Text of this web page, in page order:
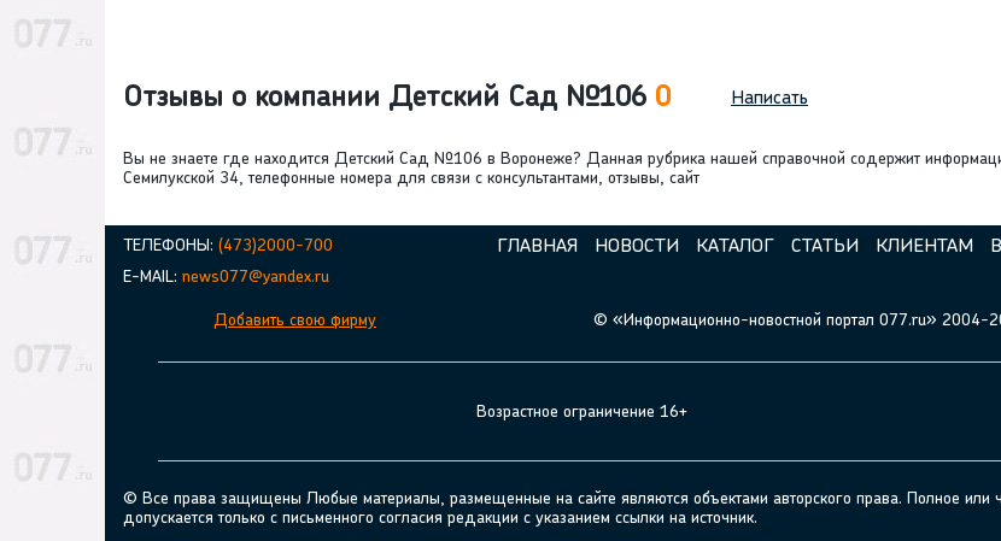
Отзывы о компании Детский Сад №106 0 Написать
Вы не знаете где находится Детский Сад №106 в Воронеже? Данная рубрика нашей справочной содержит
Семилукской 34, телефонные номера для связи с консультантами, отзывы, сайт
ТЕЛЕФОНЫ: (473)2000-700
E-MAIL: news077@yandex.ru
Добавить свою фирму
ГЛАВНАЯ НОВОСТИ КАТАЛОГ СТАТЬИ КЛИЕНТАМ
© «Информационно-новостной портал 077.ru» 2004-
Возрастное ограничение 16+
© Все права защищены Любые материалы, размещенные на сайте являются объектами авторского права. Полное или
допускается только с письменного согласия редакции с указанием ссылки на источник.